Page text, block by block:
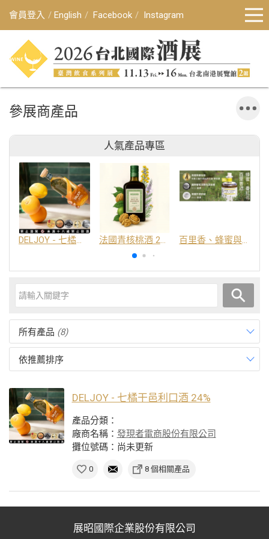
會員登入 English Facebook Instagram
參展商產品
人氣產品專區
DELJOY - 七橘干邑利口酒 24% 法國青核桃酒 25% 百里香、蜂蜜與番紅花酒
所有產品 (8)
依推薦排序
DELJOY - 七橘干邑利口酒 24%
產品分類：
廠商名稱： 發現者電商股份有限公司
攤位號碼：尚未更新
0 8 個相關產品
展昭國際企業股份有限公司